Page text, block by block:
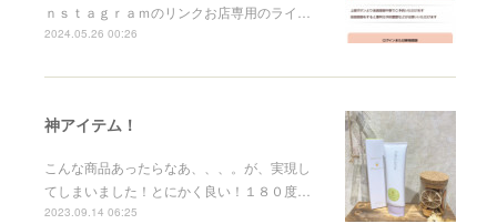
ｎｓｔａｇｒａｍのリンクお店専用のライ…
2024.05.26 00:26
神アイテム！
こんな商品あったらなあ、、、。が、実現し
てしまいました！とにかく良い！１８０度…
2023.09.14 06:25